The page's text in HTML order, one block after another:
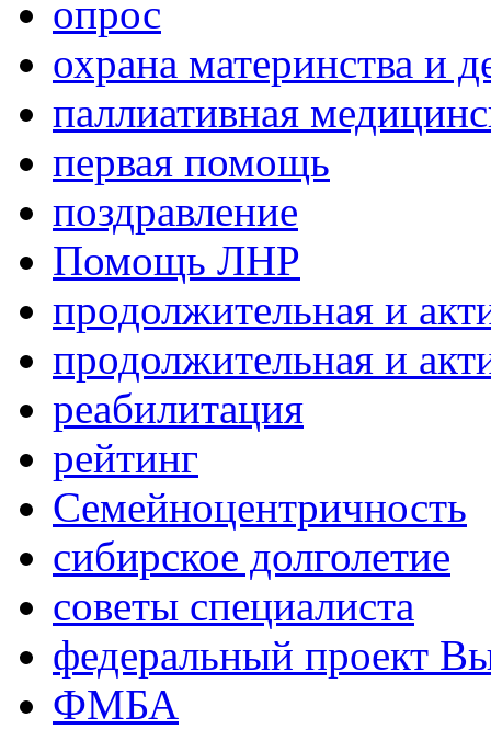
опрос
охрана материнства и
паллиативная
первая помощь
поздравление
Помощь ЛНР
продолжительная и
продолжительная и
реабилитация
рейтинг
Семейноцентричность
сибирское долголетие
советы специалиста
федеральный проект
ФМБА